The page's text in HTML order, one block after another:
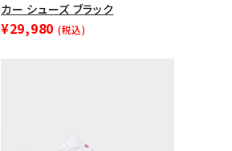
カー シューズ ブラック
¥29,980 (税込)